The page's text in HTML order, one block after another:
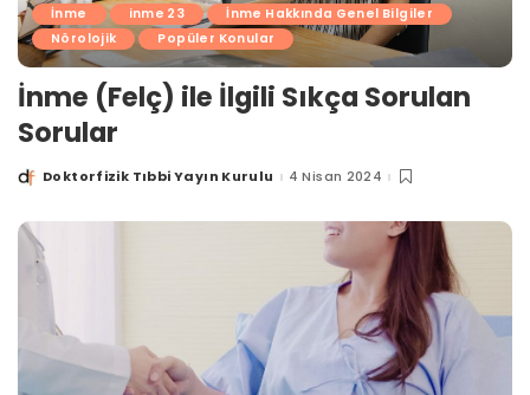
İnme inme 23
İnme Hakkında Genel Bilgiler
Nörolojik
Popüler Konular
İnme (Felç) ile İlgili Sıkça Sorulan
Sorular
PostedDoktorfizik Tıbbi Yayın Kurulu 4 Nisan 2024